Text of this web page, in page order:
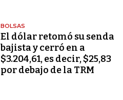
BOLSAS
El dólar retomó su senda
bajista y cerró en a
$3.204,61, es decir, $25,83
por debajo de la TRM